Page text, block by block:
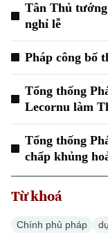
Tân Thủ
nghỉ lễ
Pháp công bố
Tổng thống
Lecornu làm
Tổng thống
chấp khủng
Từ khoá
Chính phủ pháp